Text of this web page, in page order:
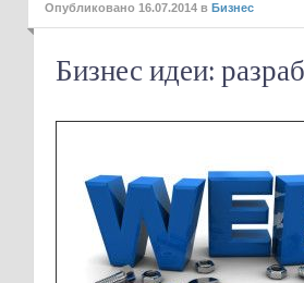
Опубликовано 16.07.2014 в Бизнес
Бизнес идеи: